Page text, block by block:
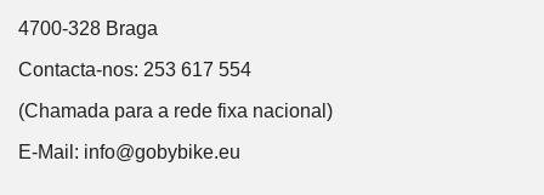
4700-328 Braga
Contacta-nos: 253 617 554
(Chamada para a rede fixa nacional)
E-Mail: info@gobybike.eu